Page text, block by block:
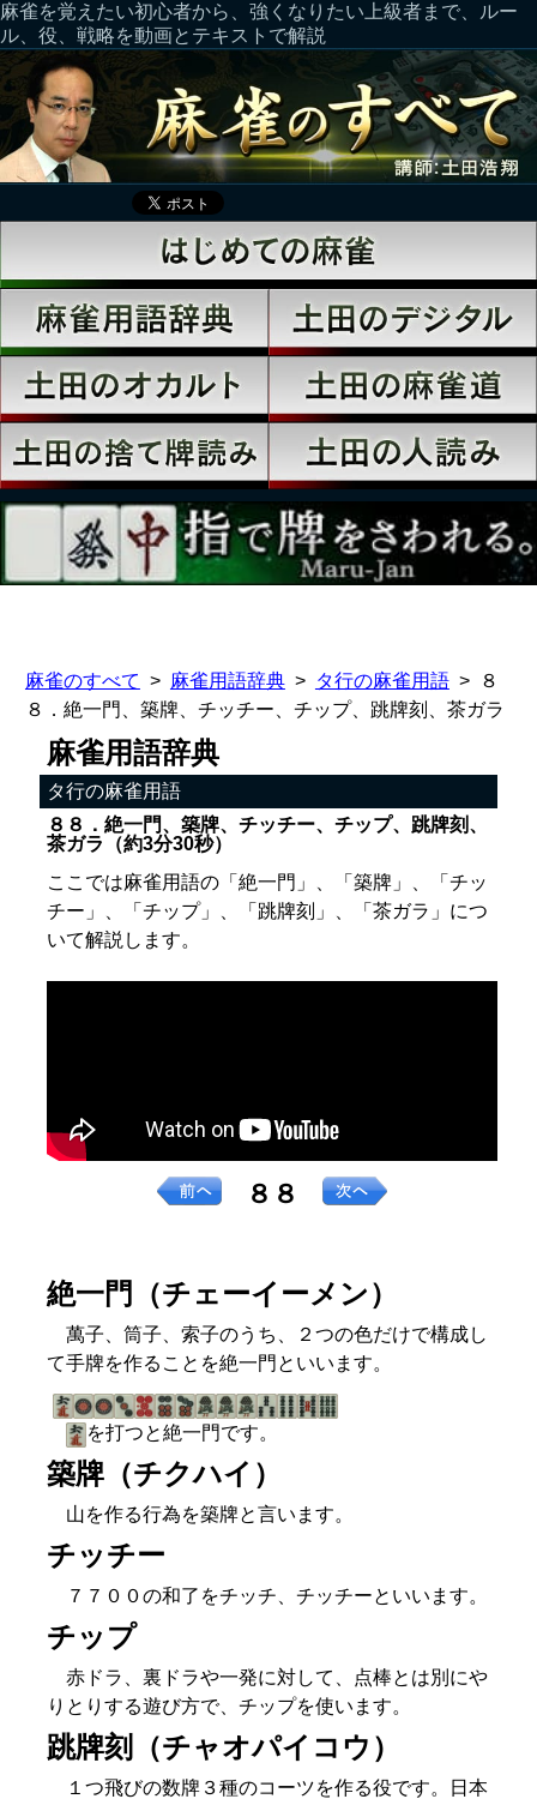
麻雀を覚えたい初心者から、強くなりたい上級者まで、ルー
ル、役、戦略を動画とテキストで解説
麻雀のすべて 麻雀用語辞典 タ行の麻雀用語
８
８．絶一門、築牌、チッチー、チップ、跳牌刻、茶ガラ
麻雀用語辞典
タ行の麻雀用語
８８．絶一門、築牌、チッチー、チップ、跳牌刻、
茶ガラ（約3分30秒）
ここでは麻雀用語の「絶一門」、「築牌」、「チッ
チー」、「チップ」、「跳牌刻」、「茶ガラ」につ
いて解説します。
８８
絶一門（チェーイーメン）
萬子、筒子、索子のうち、２つの色だけで構成し
て手牌を作ることを絶一門といいます。
を打つと絶一門です。
築牌（チクハイ）
山を作る行為を築牌と言います。
チッチー
７７００の和了をチッチ、チッチーといいます。
チップ
赤ドラ、裏ドラや一発に対して、点棒とは別にや
りとりする遊び方で、チップを使います。
跳牌刻（チャオパイコウ）
１つ飛びの数牌３種のコーツを作る役です。日本